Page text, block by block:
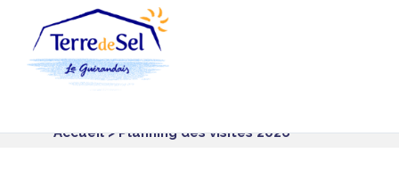
Accueil> Planning des visites 2026
Panneau de gestion des cookies